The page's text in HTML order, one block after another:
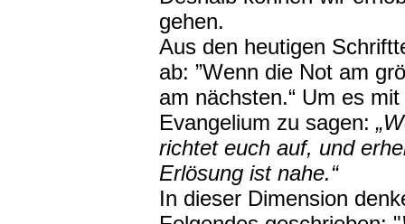
gehen.
Aus den heutigen
ab: ”Wenn die Not am
am nächsten.“ Um es
Evangelium zu sagen:
richtet euch auf, und
Erlösung ist nahe.“
In dieser Dimension